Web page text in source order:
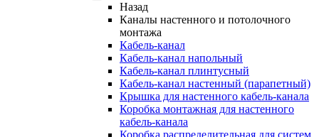
Назад
Каналы настенного и потолочного
монтажа
Кабель-канал
Кабель-канал напольный
Кабель-канал плинтусный
Кабель-канал настенный (парапетный)
Крышка для настенного кабель-канала
Коробка монтажная для настенного
кабель-канала
Коробка распределительная для систем